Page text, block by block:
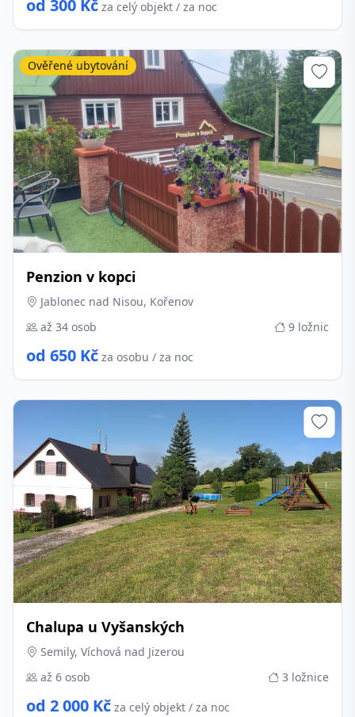
od 300 Kč za celý objekt / za noc
Penzion v kopci
Jablonec nad Nisou, Kořenov
až 34 osob
9 ložnic
od 650 Kč za osobu / za noc
Ověřené ubytování
Chalupa u Vyšanských
Semily, Víchová nad Jizerou
až 6 osob
3 ložnice
od 2 000 Kč za celý objekt / za noc